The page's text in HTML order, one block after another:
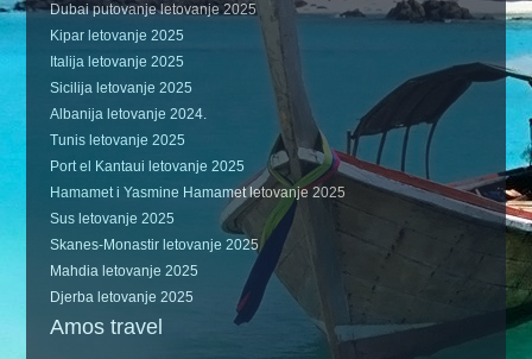
Dubai putovanje letovanje 2025
Kipar letovanje 2025
Italija letovanje 2025
Sicilija letovanje 2025
Albanija letovanje 2024.
Tunis letovanje 2025
Port el Kantaui letovanje 2025
Hamamet i Yasmine Hamamet letovanje 2025
Sus letovanje 2025
Skanes-Monastir letovanje 2025
Mahdia letovanje 2025
Djerba letovanje 2025
Amos travel